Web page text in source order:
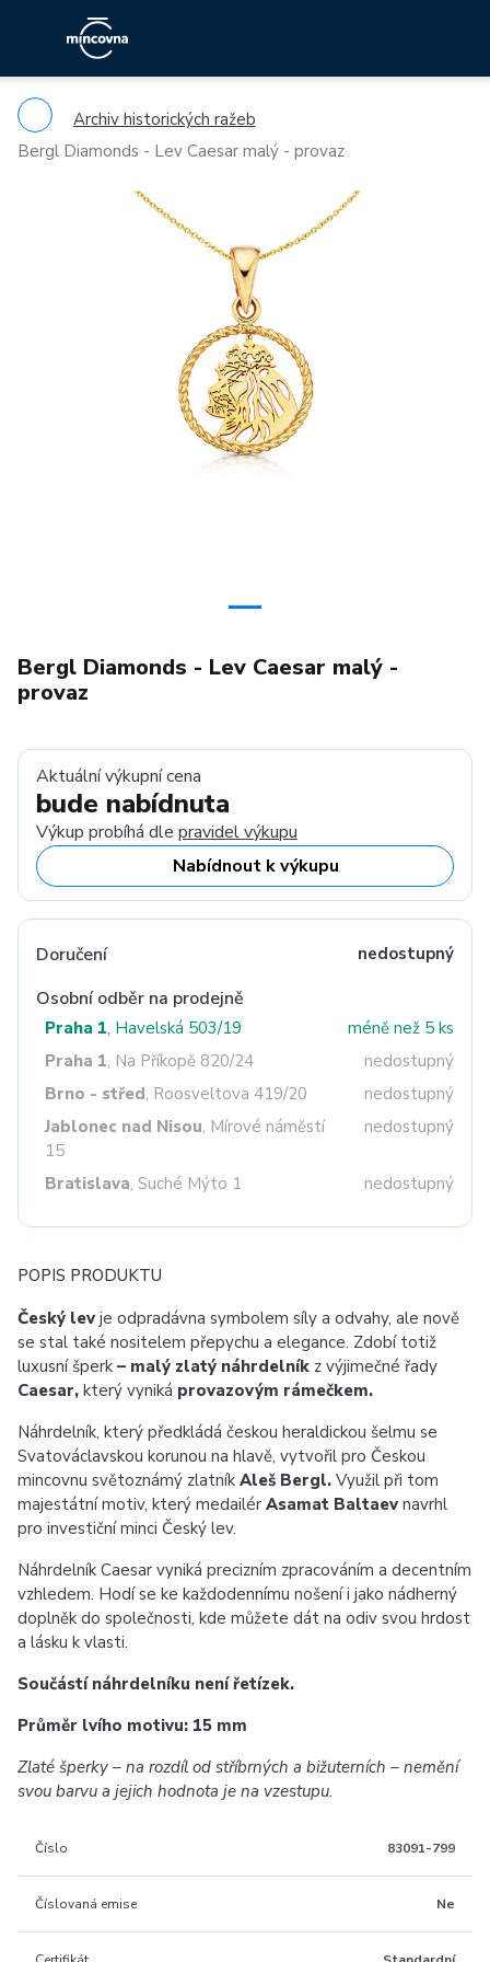
Archiv historických ražeb
Bergl Diamonds - Lev Caesar malý - provaz
Bergl Diamonds - Lev Caesar malý -
provaz
Aktuální výkupní cena
bude nabídnuta
Výkup probíhá dle pravidel výkupu
Nabídnout k výkupu
Doručení nedostupný
Osobní odběr na prodejně
Praha 1, Havelská 503/19
méně než 5 ks
Praha 1, Na Příkopě 820/24
nedostupný
Brno - střed, Roosveltova 419/20
nedostupný
Jablonec nad Nisou, Mírové náměstí
15
nedostupný
Bratislava, Suché Mýto 1 nedostupný
POPIS PRODUKTU
Český lev je odpradávna symbolem síly a odvahy, ale nově
se stal také nositelem přepychu a elegance. Zdobí totiž
luxusní šperk – malý zlatý náhrdelník z výjimečné řady
Caesar, který vyniká provazovým rámečkem.
Náhrdelník, který předkládá českou heraldickou šelmu se
Svatováclavskou korunou na hlavě, vytvořil pro Českou
mincovnu světoznámý zlatník Aleš Bergl. Využil při tom
majestátní motiv, který medailér Asamat Baltaev navrhl
pro investiční minci Český lev.
Náhrdelník Caesar vyniká precizním zpracováním a decentním
vzhledem. Hodí se ke každodennímu nošení i jako nádherný
doplněk do společnosti, kde můžete dát na odiv svou hrdost
a lásku k vlasti.
Součástí náhrdelníku není řetízek.
Průměr lvího motivu: 15 mm
Zlaté šperky – na rozdíl od stříbrných a bižuterních – nemění
svou barvu a jejich hodnota je na vzestupu.
Číslo 83091-799
Číslovaná emise Ne